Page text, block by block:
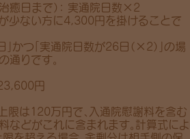
癒日まで） ： 実通院日数×2
少ない方に4,300円を掛けることで
かつ「実通院日数が26日（×2）」の場
通りです。
円
限は120万円で、入通院慰謝料を含む
などがこれに含まれます。計算式によ